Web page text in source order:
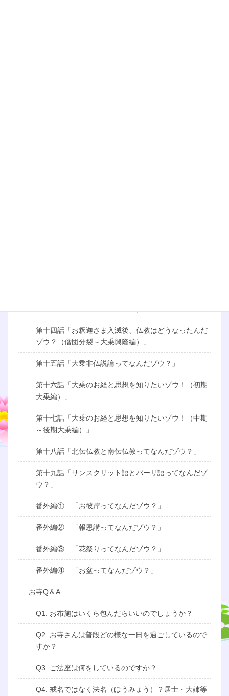
第十四話「お釈迦さま入滅後、仏教はどうなったんだ
ゾウ？（僧団分裂～大乗興隆編）」
第十五話「大乗非仏説論ってなんだゾウ？」
第十六話「大乗のお経と思想を知りたいゾウ！（初期
大乗編）」
第十七話「大乗のお経と思想を知りたいゾウ！（中期
～後期大乗編）」
第十八話「北伝仏教と南伝仏教ってなんだゾウ？」
第十九話「サンスクリット語とパーリ語ってなんだゾ
ウ？」
番外編① 「お彼岸ってなんだゾウ？」
番外編② 「報恩講ってなんだゾウ？」
番外編③ 「花祭りってなんだゾウ？」
番外編④ 「お盆ってなんだゾウ？」
お寺Q＆A
Q1. お布施はいくら包んだらいいのでしょうか？
Q2. お寺さんは普段どの様な一日を過ごしているので
すか？
Q3. ご法座は何をしているのですか？
Q4. 戒名ではなく法名（ほうみょう）？居士・大姉等